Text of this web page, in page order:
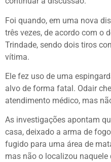
Foi quando, em uma nova
três vezes, de acordo com o
Trindade, sendo dois tiros
vítima.
Ele fez uso de uma
alvo de forma fatal. Odair
atendimento médico, mas
As investigações apontam
casa, deixado a arma de
fugido para uma área de
mas não o localizou naquele